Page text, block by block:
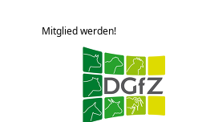
Mitglied werden!